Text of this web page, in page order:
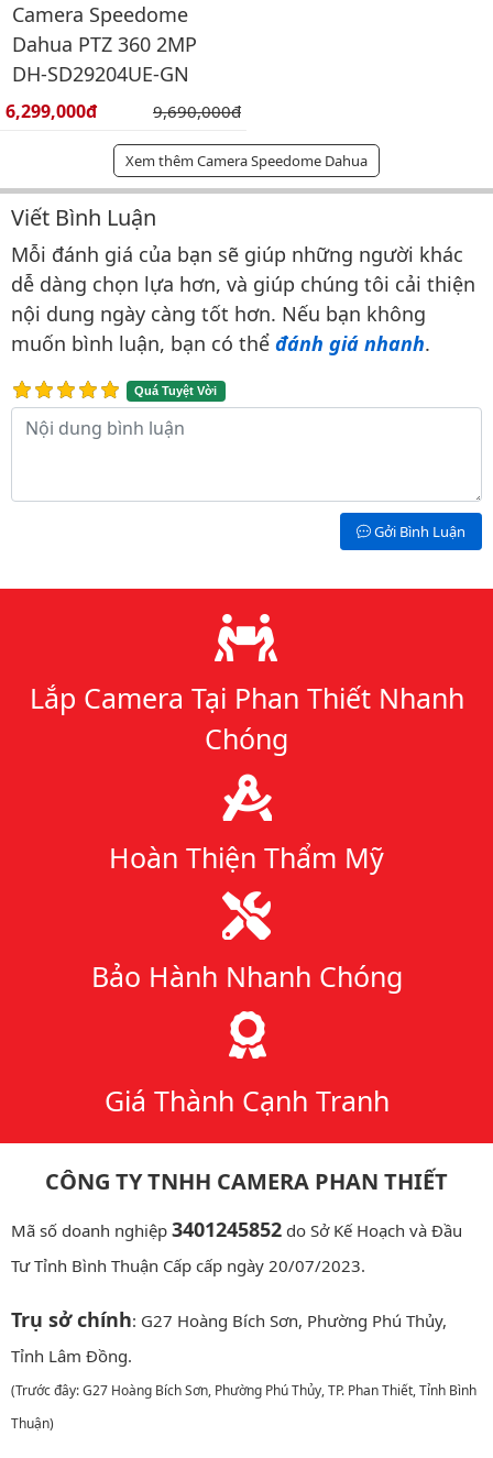
Camera Speedome
Dahua PTZ 360 2MP
DH-SD29204UE-GN
Giá bán:
6,299,000đ Giá gốc:
9,690,000đ
Xem thêm Camera Speedome Dahua
Bình luận & Đánh giá
Viết Bình Luận
Mỗi đánh giá của bạn sẽ giúp những người khác
dễ dàng chọn lựa hơn, và giúp chúng tôi cải thiện
nội dung ngày càng tốt hơn. Nếu bạn không
muốn bình luận, bạn có thể đánh giá nhanh.
Quá Tuyệt Vời
Nội dung bình luận
Gởi Bình Luận
Lý do chọn chúng tôi
Lắp Camera Tại Phan Thiết Nhanh
Chóng
Hoàn Thiện Thẩm Mỹ
Bảo Hành Nhanh Chóng
Giá Thành Cạnh Tranh
CÔNG TY TNHH CAMERA PHAN THIẾT
Mã số doanh nghiệp 3401245852 do Sở Kế Hoạch và Đầu
Tư Tỉnh Bình Thuận Cấp cấp ngày 20/07/2023.
Trụ sở chính: G27 Hoàng Bích Sơn, Phường Phú Thủy,
Tỉnh Lâm Đồng.
(Trước đây: G27 Hoàng Bích Sơn, Phường Phú Thủy, TP. Phan Thiết, Tỉnh Bình
Thuận)